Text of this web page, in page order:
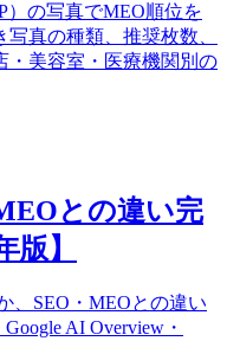
）の写真でMEO順位を
真の種類、推奨枚数、
・美容室・医療機関別の
との違い完
版】
、SEO・MEOとの違い
AI Overview・